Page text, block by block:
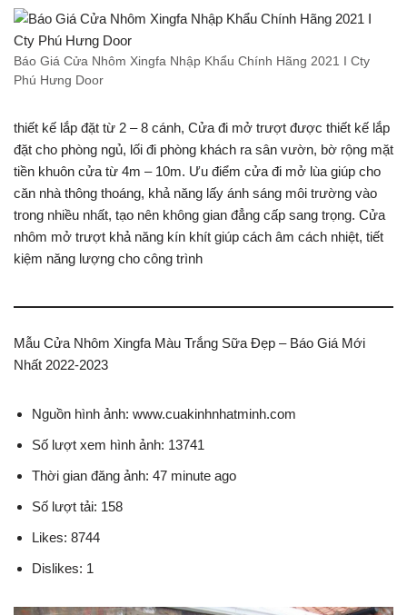
Báo Giá Cửa Nhôm Xingfa Nhập Khẩu Chính Hãng 2021 I Cty
Phú Hưng Door
thiết kế lắp đặt từ 2 – 8 cánh, Cửa đi mở trượt được thiết kế lắp
đặt cho phòng ngủ, lối đi phòng khách ra sân vườn, bờ rộng mặt
tiền khuôn cửa từ 4m – 10m. Ưu điểm cửa đi mở lùa giúp cho
căn nhà thông thoáng, khả năng lấy ánh sáng môi trường vào
trong nhiều nhất, tạo nên không gian đẳng cấp sang trọng. Cửa
nhôm mở trượt khả năng kín khít giúp cách âm cách nhiệt, tiết
kiệm năng lượng cho công trình
Mẫu Cửa Nhôm Xingfa Màu Trắng Sữa Đẹp – Báo Giá Mới
Nhất 2022-2023
Nguồn hình ảnh: www.cuakinhnhatminh.com
Số lượt xem hình ảnh: 13741
Thời gian đăng ảnh: 47 minute ago
Số lượt tải: 158
Likes: 8744
Dislikes: 1